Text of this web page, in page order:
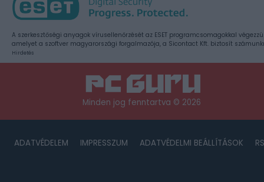
A szerkesztőségi anyagok vírusellenőrzését az ESET programcsomagokkal
amelyet a szoftver magyarországi forgalmazója, a Sicontact Kft. biztosít
Hirdetés
Minden jog fenntartva © 2026
ADATVÉDELEM IMPRESSZUM ADATVÉDELMI BEÁLLÍTÁSOK